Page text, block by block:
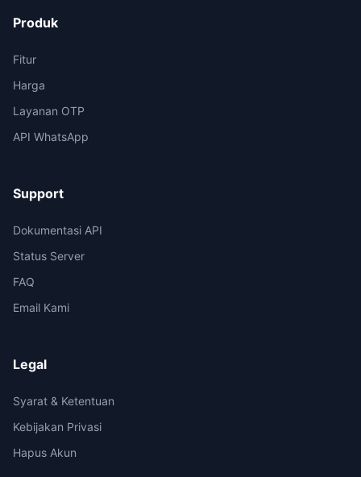
Produk
Fitur
Harga
Layanan OTP
API WhatsApp
Support
Dokumentasi API
Status Server
FAQ
Email Kami
Legal
Syarat & Ketentuan
Kebijakan Privasi
Hapus Akun